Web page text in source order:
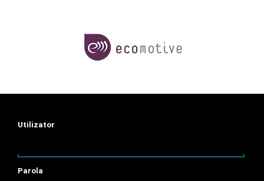
Utilizator
Parola